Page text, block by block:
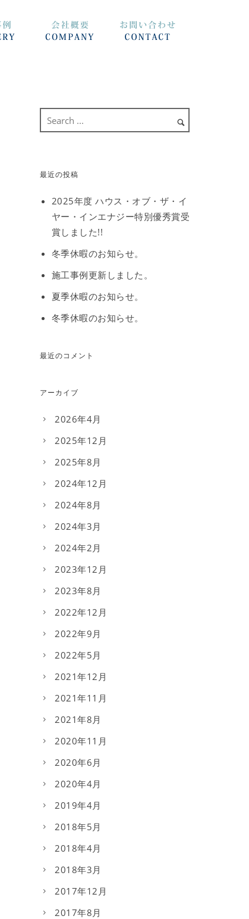
最近の投稿
2025年度 ハウス・オブ・ザ・イ
ヤー・インエナジー特別優秀賞受
賞しました!!
冬季休暇のお知らせ。
施工事例更新しました。
夏季休暇のお知らせ。
冬季休暇のお知らせ。
最近のコメント
アーカイブ
2026年4月
2025年12月
2025年8月
2024年12月
2024年8月
2024年3月
2024年2月
2023年12月
2023年8月
2022年12月
2022年9月
2022年5月
2021年12月
2021年11月
2021年8月
2020年11月
2020年6月
2020年4月
2019年4月
2018年5月
2018年4月
2018年3月
2017年12月
2017年8月